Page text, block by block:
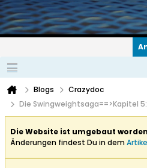
Blogs
Crazydoc
Die Swingweightsaga==>Kapitel
Die Website ist umgebaut worden
Änderungen findest Du in dem